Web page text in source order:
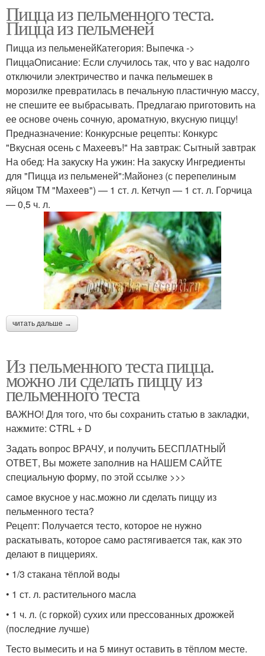
Пицца из пельменного теста.
Пицца из пельменей
Пицца из пельменейКатегория: Выпечка ->
ПиццаОписание: Если случилось так, что у вас надолго
отключили электричество и пачка пельмешек в
морозилке превратилась в печальную пластичную массу,
не спешите ее выбрасывать. Предлагаю приготовить на
ее основе очень сочную, ароматную, вкусную пиццу!
Предназначение: Конкурсные рецепты: Конкурс
"Вкусная осень с Махеевъ!" На завтрак: Сытный завтрак
На обед: На закуску На ужин: На закуску Ингредиенты
для "Пицца из пельменей":Майонез (с перепелиным
яйцом ТМ "Махеев") — 1 ст. л. Кетчуп — 1 ст. л. Горчица
— 0,5 ч. л.
читать дальше →
Из пельменного теста пицца.
можно ли сделать пиццу из
пельменного теста
ВАЖНО! Для того, что бы сохранить статью в закладки,
нажмите: CTRL + D
Задать вопрос ВРАЧУ, и получить БЕСПЛАТНЫЙ
ОТВЕТ, Вы можете заполнив на НАШЕМ САЙТЕ
специальную форму, по этой ссылке >>>
самое вкусное у нас.можно ли сделать пиццу из
пельменного теста?
Рецепт: Получается тесто, которое не нужно
раскатывать, которое само растягивается так, как это
делают в пиццериях.
• 1/3 стакана тёплой воды
• 1 ст. л. растительного масла
• 1 ч. л. (с горкой) сухих или прессованных дрожжей
(последние лучше)
Тесто вымесить и на 5 минут оставить в тёплом месте.